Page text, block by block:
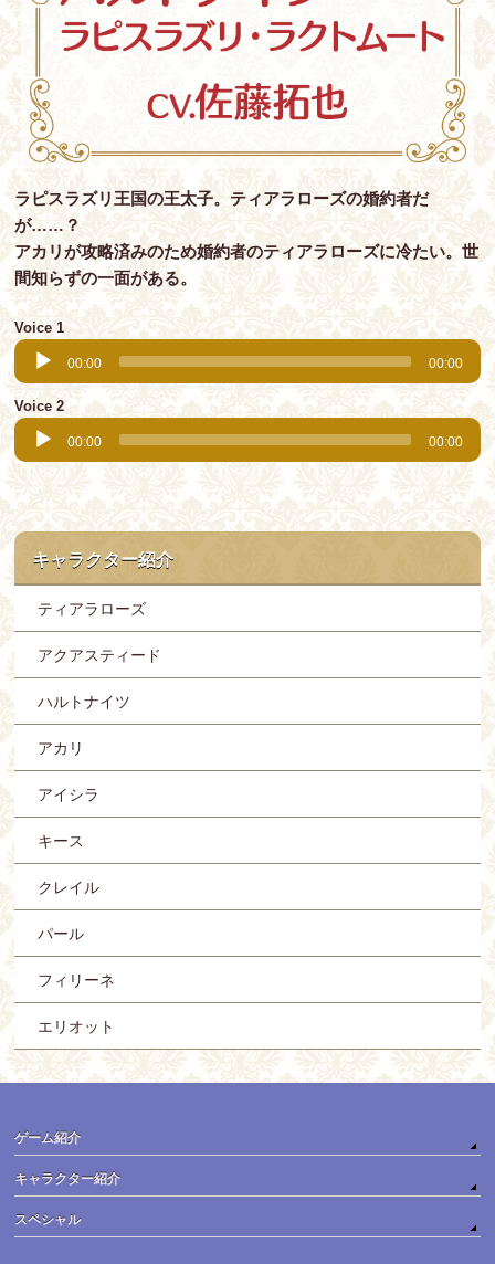
ラピスラズリ王国の王太子。ティアラローズの婚約者だ
が……？
アカリが攻略済みのため婚約者のティアラローズに冷たい。世
間知らずの一面がある。
Voice 1
Audio
Player
00:00 00:00
Voice 2
Audio
Player
00:00 00:00
キャラクター紹介
ティアラローズ
アクアスティード
ハルトナイツ
アカリ
アイシラ
キース
クレイル
パール
フィリーネ
エリオット
ゲーム紹介
キャラクター紹介
スペシャル